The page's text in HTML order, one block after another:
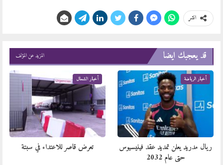
انشر
قد يعجبك ايضا المزيد عن المؤلف
أخبار الرياضة
ريال مدريد يعلن تمديد عقد فينيسيوس
حتى عام 2032
أخبار الشمال
تعرض قاصر للاعتداء في سبتة